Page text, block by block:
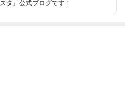
タ』公式ブログです！